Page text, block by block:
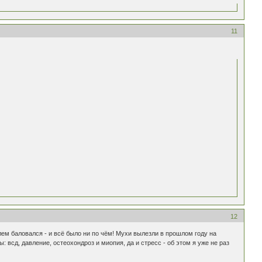
11
12
баловался - и всё было ни по чём! Мухи вылезли в прошлом году на
всд, давление, остеохондроз и миопия, да и стресс - об этом я уже не раз